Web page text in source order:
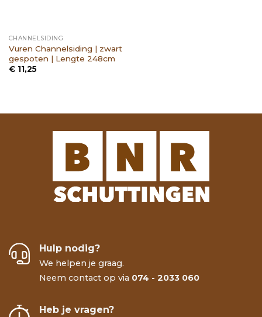
CHANNELSIDING
Vuren Channelsiding | zwart
gespoten | Lengte 248cm
€11,25
Hulp nodig?
We helpen je graag.
Neem contact op via 074 - 2033 060
Heb je vragen?